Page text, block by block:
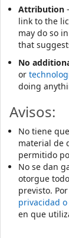
Attribution
link to the
may do so
that
No
or
doing
Avisos:
No tiene
material de
permitido
No se dan
otorgue
previsto.
privacidad
en que